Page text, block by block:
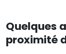
Quelques
proximité